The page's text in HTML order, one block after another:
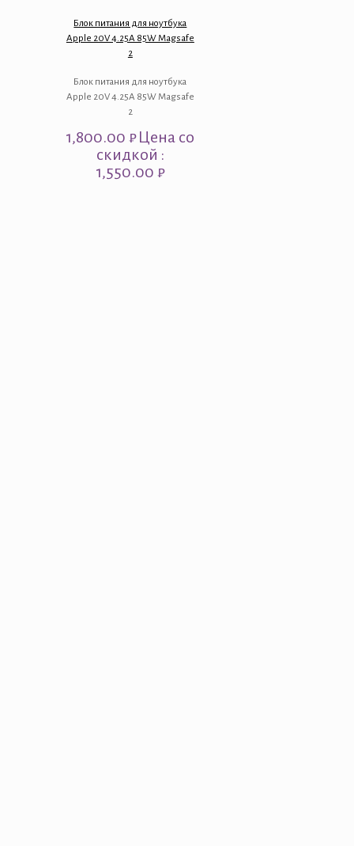
Блок питания для ноутбука
Apple 20V 4.25A 85W Magsafe
2
Блок питания для ноутбука
Apple 20V 4.25A 85W Magsafe
2
1,800.00₽Цена со
скидкой :
1,550.00 ₽